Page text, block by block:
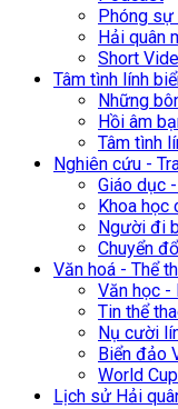
Phóng sự
Hải quân
Short
Tâm tình lính
Những
Hồi âm
Tâm tình
Nghiên cứu -
Giáo dục
Khoa học
Người đi
Chuyển
Văn hoá - Thể
Văn học -
Tin thể
Nụ cười
Biển đảo
World
Lịch sử Hải